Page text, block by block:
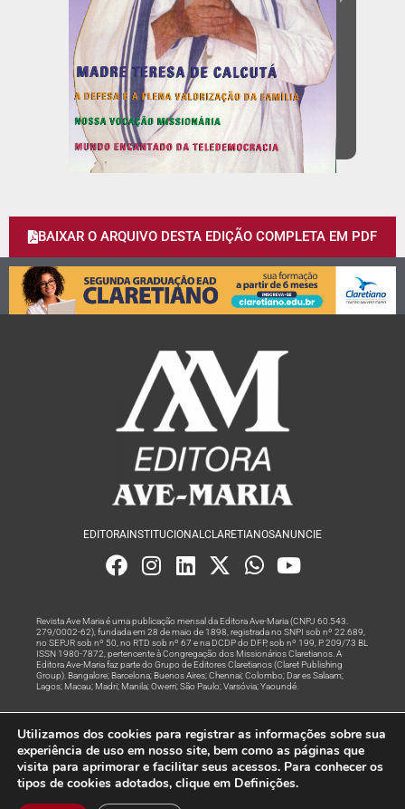
BAIXAR O ARQUIVO DESTA EDIÇÃO COMPLETA EM PDF
EDITORA INSTITUCIONALCLARETIANOSANUNCIE
Revista Ave Maria é uma publicação mensal da Editora Ave-Maria (CNPJ 60.543.
279/0002-62), fundada em 28 de maio de 1898, registrada no SNPI sob nº 22.689,
no SEPJR sob nº 50, no RTD sob nº 67 e na DCDP do DFP, sob nº 199, P. 209/73 BL
ISSN 1980-7872, pertencente à Congregação dos Missionários Claretianos. A
Editora Ave-Maria faz parte do Grupo de Editores Claretianos (Claret Publishing
Group). Bangalore; Barcelona; Buenos Aires; Chennai; Colombo; Dar es Salaam;
Lagos; Macau; Madri; Manila; Owerri; São Paulo; Varsóvia; Yaoundé.
Rede
© Todos os Direitos Reservados
Utilizamos dos cookies para registrar as informações sobre sua
experiência de uso em nosso site, bem como as páginas que
visita para aprimorar e facilitar seus acessos. Para conhecer os
tipos de cookies adotados, clique em Definições.